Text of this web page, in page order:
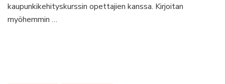
kaupunkikehityskurssin opettajien kanssa. Kirjoitan
myöhemmin …